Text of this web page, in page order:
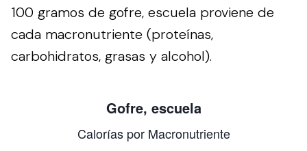
100 gramos de gofre, escuela proviene de
cada macronutriente (proteínas,
carbohidratos, grasas y alcohol).